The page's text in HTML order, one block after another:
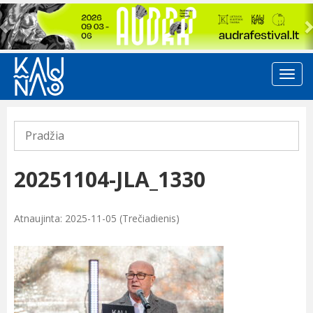
Previous
Pradžia
20251104-JLA_1330
Atnaujinta: 2025-11-05 (Trečiadienis)